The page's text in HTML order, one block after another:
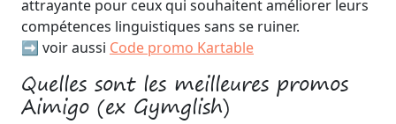
attrayante pour ceux qui souhaitent améliorer leurs
compétences linguistiques sans se ruiner.
➡️ voir aussi Code promo Kartable
Quelles sont les meilleures promos
Aimigo (ex Gymglish)